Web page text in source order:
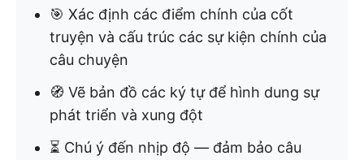
🎯 Xác định các điểm chính của cốt
truyện và cấu trúc các sự kiện chính của
câu chuyện
🧭 Vẽ bản đồ các ký tự để hình dung sự
phát triển và xung đột
⏳ Chú ý đến nhịp độ — đảm bảo câu